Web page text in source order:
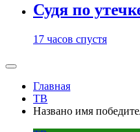
Судя по
17 часов спустя
Главная
ТВ
Названо имя